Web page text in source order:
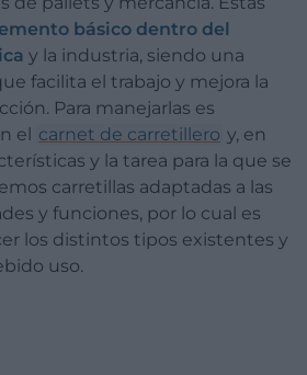
básico dentro del
y la industria, siendo una
facilita el trabajo y mejora la
Para manejarlas es
el
carnet de carretillero y, en
y la tarea para la que se
carretillas adaptadas a las
y funciones, por lo cual es
los distintos tipos existentes y
uso.